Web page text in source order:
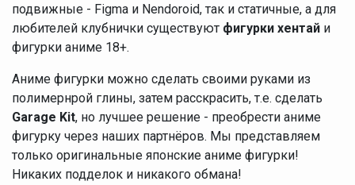
подвижные - Figma и Nendoroid, так и статичные, а для
любителей клубнички существуют фигурки хентай и
фигурки аниме 18+.
Аниме фигурки можно сделать своими руками из
полимернрой глины, затем расскрасить, т.е. сделать
Garage Kit, но лучшее решение - преобрести аниме
фигурку через наших партнёров. Мы представляем
только оригинальные японские аниме фигурки!
Никаких подделок и никакого обмана!